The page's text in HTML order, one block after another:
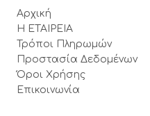
Αρχική
Η ΕΤΑΙΡΕΙΑ
Τρόποι Πληρωμών
Προστασία Δεδομένων
Όροι Xρήσης
Επικοινωνία